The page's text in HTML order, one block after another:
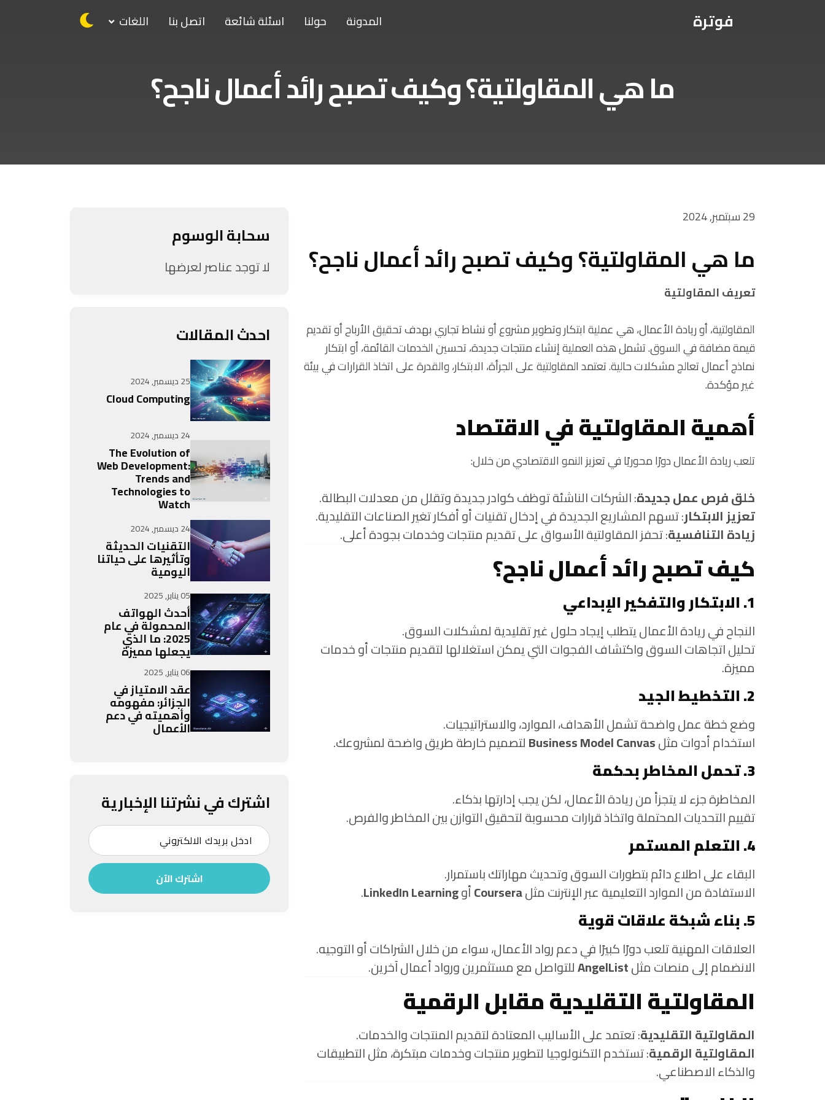
فوترة المدونة حولنا اسئلة شائعة اتصل بنا اللغات
ما هي المقاولتية؟ وكيف تصبح رائد أعمال ناجح؟
29 سبتمبر, 2024
ما هي المقاولتية؟ وكيف تصبح رائد أعمال ناجح؟
تعريف المقاولتية
المقاولتية، أو ريادة الأعمال، هي عملية ابتكار وتطوير مشروع أو نشاط تجاري بهدف تحقيق الأرباح أو تقديم
قيمة مضافة في السوق. تشمل هذه العملية إنشاء منتجات جديدة، تحسين الخدمات القائمة، أو ابتكار
نماذج أعمال تعالج مشكلات حالية. تعتمد المقاولتية على الجرأة، الابتكار، والقدرة على اتخاذ القرارات في بيئة
غير مؤكدة.
أهمية المقاولتية في الاقتصاد
تلعب ريادة الأعمال دورًا محوريًا في تعزيز النمو الاقتصادي من خلال:
خلق فرص عمل جديدة: الشركات الناشئة توظف كوادر جديدة وتقلل من معدلات البطالة.
تعزيز الابتكار: تسهم المشاريع الجديدة في إدخال تقنيات أو أفكار تغير الصناعات التقليدية.
زيادة التنافسية: تحفز المقاولتية الأسواق على تقديم منتجات وخدمات بجودة أعلى.
كيف تصبح رائد أعمال ناجح؟
1. الابتكار والتفكير الإبداعي
النجاح في ريادة الأعمال يتطلب إيجاد حلول غير تقليدية لمشكلات السوق.
تحليل اتجاهات السوق واكتشاف الفجوات التي يمكن استغلالها لتقديم منتجات أو خدمات
مميزة.
2. التخطيط الجيد
وضع خطة عمل واضحة تشمل الأهداف، الموارد، والاستراتيجيات.
استخدام أدوات مثلBusiness Model Canvasلتصميم خارطة طريق واضحة لمشروعك.
3. تحمل المخاطر بحكمة
المخاطرة جزء لا يتجزأ من ريادة الأعمال، لكن يجب إدارتها بذكاء.
تقييم التحديات المحتملة واتخاذ قرارات محسوبة لتحقيق التوازن بين المخاطر والفرص.
4. التعلم المستمر
البقاء على اطلاع دائم بتطورات السوق وتحديث مهاراتك باستمرار.
الاستفادة من الموارد التعليمية عبر الإنترنت مثلCourseraأوLinkedIn Learning
.
5. بناء شبكة علاقات قوية
العلاقات المهنية تلعب دورًا كبيرًا في دعم رواد الأعمال، سواء من خلال الشراكات أو التوجيه.
الانضمام إلى منصات مثلAngelListللتواصل مع مستثمرين ورواد أعمال آخرين.
المقاولتية التقليدية مقابل الرقمية
المقاولتية التقليدية: تعتمد على الأساليب المعتادة لتقديم المنتجات والخدمات.
المقاولتية الرقمية: تستخدم التكنولوجيا لتطوير منتجات وخدمات مبتكرة، مثل التطبيقات
والذكاء الاصطناعي.
سحابة الوسوم
لا توجد عناصر لعرضها
احدث المقالات
25 ديسمبر, 2024
Cloud Computing
24 ديسمبر, 2024
The Evolution of
Web Development:
Trends and
Technologies to
Watch
24 ديسمبر, 2024
التقنيات الحديثة
وتأثيرها على حياتنا
اليومية
05 يناير, 2025
أحدث الهواتف
المحمولة في عام
2025: ما الذي
يجعلها مميزة
06 يناير, 2025
عقد الامتياز في
الجزائر: مفهومه
وأهميته في دعم
الأعمال
اشترك في نشرتنا الإخبارية
اشترك الآن